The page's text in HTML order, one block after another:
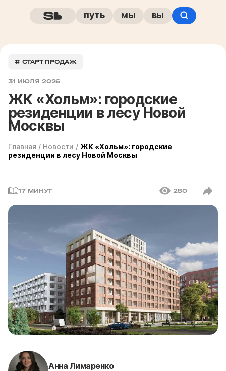
путь мы вы
# СТАРТ ПРОДАЖ
31 ИЮЛЯ 2026
ЖК «Хольм»: городские
резиденции в лесу Новой
Москвы
Главная / Новости / ЖК «Хольм»: городские
резиденции в лесу Новой Москвы
17 МИНУТ 280
Анна Лимаренко